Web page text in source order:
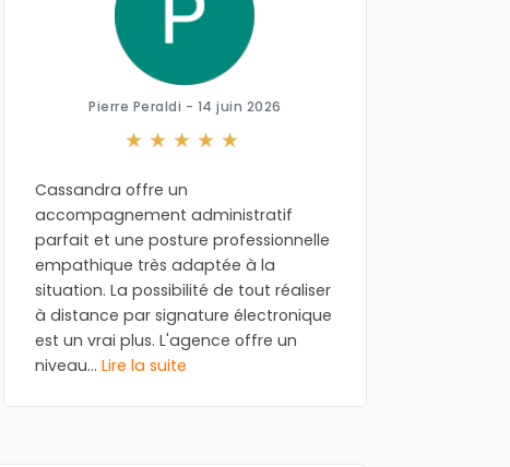
Pierre Peraldi - 14 juin 2026
Cassandra offre un
accompagnement administratif
parfait et une posture professionnelle
empathique très adaptée à la
situation. La possibilité de tout réaliser
à distance par signature électronique
est un vrai plus. L'agence offre un
niveau... Lire la suite